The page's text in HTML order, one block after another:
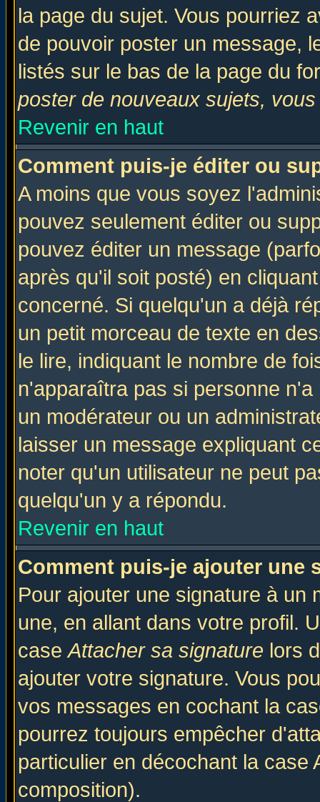
la page du sujet. Vous pourriez
de pouvoir poster un message,
listés sur le bas de la page du
poster de nouveaux sujets,
Revenir en haut
Comment puis-je éditer ou
A moins que vous soyez
pouvez seulement éditer ou
pouvez éditer un message
après qu'il soit posté) en
concerné. Si quelqu'un a déjà
un petit morceau de texte en
le lire, indiquant le nombre de
n'apparaîtra pas si personne
un modérateur ou un
laisser un message expliquant
noter qu'un utilisateur ne peut
quelqu'un y a répondu.
Revenir en haut
Comment puis-je ajouter une
Pour ajouter une signature à un
une, en allant dans votre profil.
caseAttacher sa signature lors
ajouter votre signature. Vous
vos messages en cochant la
pourrez toujours empêcher
particulier en décochant la
composition).